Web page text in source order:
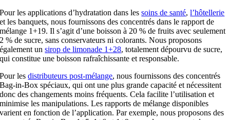
Pour les applications d’hydratation dans lessoins de santé,l’hôtellerie
et les banquets, nous fournissons des concentrés dans le rapport de
mélange 1+19. Il s’agit d’une boisson à 20 % de fruits avec seulement
2 % de sucre, sans conservateurs ni colorants. Nous proposons
également unsirop de limonade 1+28, totalement dépourvu de sucre,
qui constitue une boisson rafraîchissante et responsable.
Pour lesdistributeurs post-mélange, nous fournissons des concentrés
Bag-in-Box spéciaux, qui ont une plus grande capacité et nécessitent
donc des changements moins fréquents. Cela facilite l’utilisation et
minimise les manipulations. Les rapports de mélange disponibles
varient en fonction de l’application. Par exemple, nous proposons des